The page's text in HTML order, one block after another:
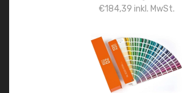
€184,39 inkl. MwSt.